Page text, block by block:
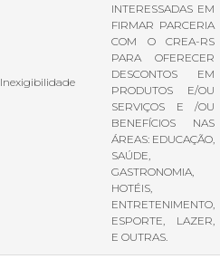
Inexigibilidade
INTERESSADAS EM
FIRMAR PARCERIA
COM O CREA-RS
PARA OFERECER
DESCONTOS EM
PRODUTOS E/OU
SERVIÇOS E /OU
BENEFÍCIOS NAS
ÁREAS: EDUCAÇÃO,
SAÚDE,
GASTRONOMIA,
HOTÉIS,
ENTRETENIMENTO,
ESPORTE, LAZER,
E OUTRAS.